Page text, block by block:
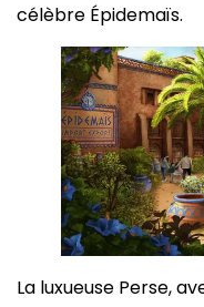
célèbre Épidemaïs.
La luxueuse Perse,